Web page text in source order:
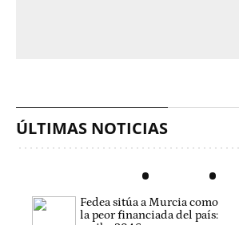
ÚLTIMAS NOTICIAS
Fedea sitúa a Murcia como
la peor financiada del país: